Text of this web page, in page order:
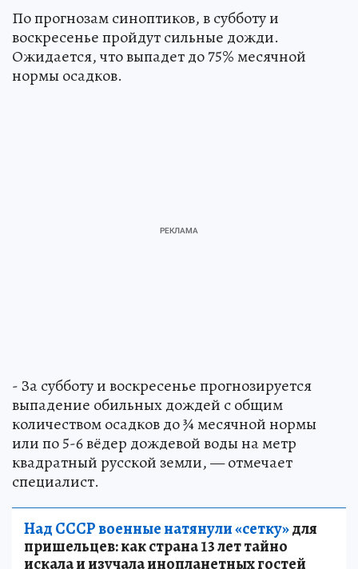
По прогнозам синоптиков, в субботу и
воскресенье пройдут сильные дожди.
Ожидается, что выпадет до 75% месячной
нормы осадков.
- За субботу и воскресенье прогнозируется
выпадение обильных дождей с общим
количеством осадков до ¾ месячной нормы
или по 5-6 вёдер дождевой воды на метр
квадратный русской земли, — отмечает
специалист.
Над СССР военные натянули «сетку»для
пришельцев: как страна 13 лет тайно
искала и изучала инопланетных гостей